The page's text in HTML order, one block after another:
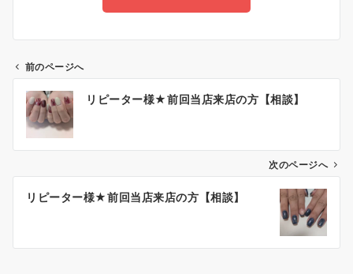
前のページへ
リピーター様★前回当店来店の方【相談】
次のページへ
リピーター様★前回当店来店の方【相談】